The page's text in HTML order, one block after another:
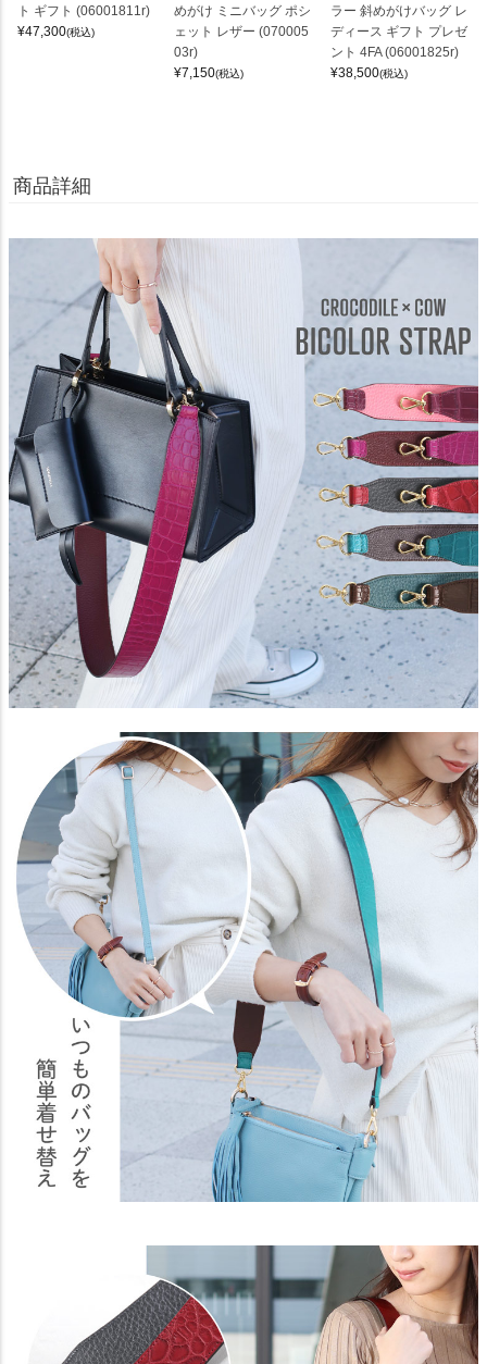
ト ギフト (06001811r)
¥47,300(税込)
めがけ ミニバッグ ポシ
ェット レザー (070005
03r)
¥7,150(税込)
ラー 斜めがけバッグ レ
ディース ギフト プレゼ
ント 4FA (06001825r)
¥38,500(税込)
商品詳細